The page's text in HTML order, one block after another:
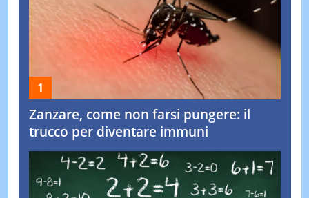
Zanzare, come non farsi pungere: il
trucco per diventare immuni